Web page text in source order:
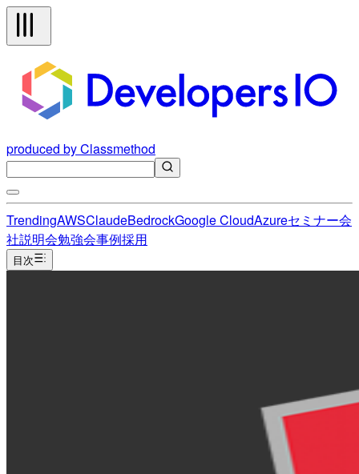
produced by Classmethod
TrendingAWSClaudeBedrockGoogle CloudAzureセミナー会
社説明会勉強会事例採用
目次